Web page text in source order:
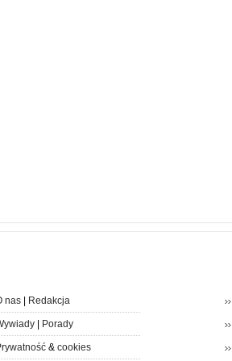
nas| Redakcja
| Porady
& cookies